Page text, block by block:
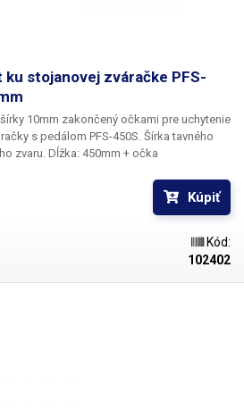
stojanovej zváračke PFS-
10mm zakončený očkami pre uchytenie
s pedálom PFS-450S. Šírka tavného
pásku udáva šírku výsledného zvaru. Dĺžka: 450mm + očka
Kúpiť
Kód:
102402